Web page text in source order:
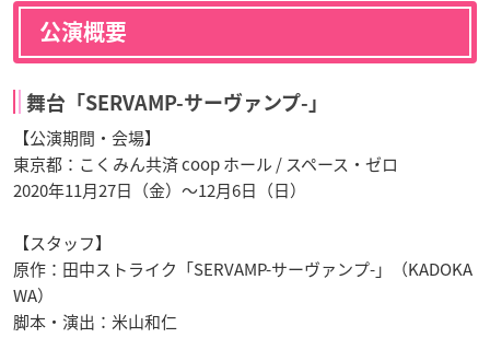
公演概要
舞台「SERVAMP-サーヴァンプ-」
【公演期間・会場】
東京都：こくみん共済 coop ホール / スペース・ゼロ
2020年11月27日（金）～12月6日（日）
【スタッフ】
原作：田中ストライク「SERVAMP-サーヴァンプ-」（KADOKA
WA）
脚本・演出：米山和仁